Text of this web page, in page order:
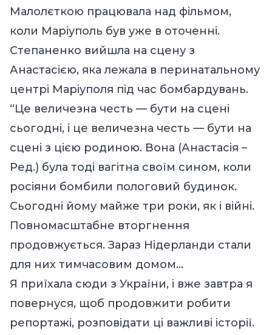
Малолєткою працювала над фільмом,
коли Маріуполь був уже в оточенні.
Степаненко вийшла на сцену з
Анастасією, яка лежала в перинатальному
центрі Маріуполя під час бомбардувань.
“Це величезна честь — бути на сцені
сьогодні, і це величезна честь — бути на
сцені з цією родиною. Вона (Анастасія –
Ред.) була тоді вагітна своїм сином, коли
росіяни бомбили пологовий будинок.
Сьогодні йому майже три роки, як і війні.
Повномасштабне вторгнення
продовжується. Зараз Нідерланди стали
для них тимчасовим домом…
Я приїхала сюди з України, і вже завтра я
повернуся, щоб продовжити робити
репортажі, розповідати ці важливі історії.